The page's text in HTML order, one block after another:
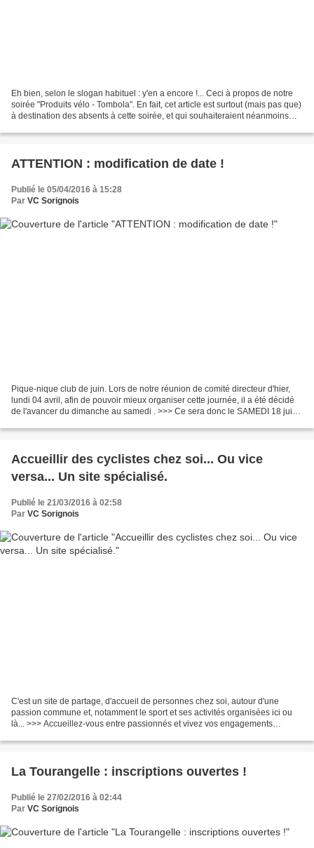
Eh bien, selon le slogan habituel : y'en a encore !... Ceci à propos de notre
soirée "Produits vélo - Tombola". En fait, cet article est surtout (mais pas que)
à destination des absents à cette soirée, et qui souhaiteraient néanmoins
ATTENTION : modification de date !
Publié le 05/04/2016 à 15:28
Par VC Sorignois
Pique-nique club de juin. Lors de notre réunion de comité directeur d'hier,
lundi 04 avril, afin de pouvoir mieux organiser cette journée, il a été décidé
de l'avancer du dimanche au samedi . >>> Ce sera donc le SAMEDI 18 juin
Accueillir des cyclistes chez soi... Ou vice
versa... Un site spécialisé.
Publié le 21/03/2016 à 02:58
Par VC Sorignois
C'est un site de partage, d'accueil de personnes chez soi, autour d'une
passion commune et, notamment le sport et ses activités organisées ici ou
là... >>> Accueillez-vous entre passionnés et vivez vos engagements
La Tourangelle : inscriptions ouvertes !
Publié le 27/02/2016 à 02:44
Par VC Sorignois